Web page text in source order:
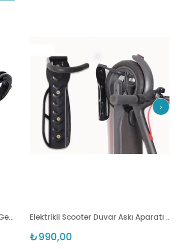
Elektrikli Scooter Gidon Uzatma (Genişletme) Aparatı Xiaomi Mi365 Pro Uyumlu Elektrikli Scooter Duvar Askı Aparatı Xiaomi Volta Segway Citymate
₺990,00